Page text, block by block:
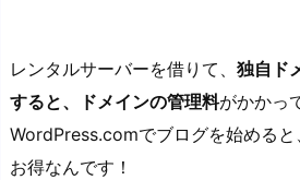
レンタルサーバーを借りて、 独自ド
すると、ドメインの管理料がかかっ
WordPress.comでブログを始めると
お得なんです！